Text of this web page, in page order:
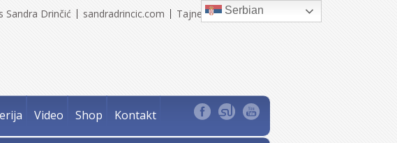
Sandra Drinčić sandradrincic.com Tajne Sandra Drinčić
Video Shop Kontakt
Serbian